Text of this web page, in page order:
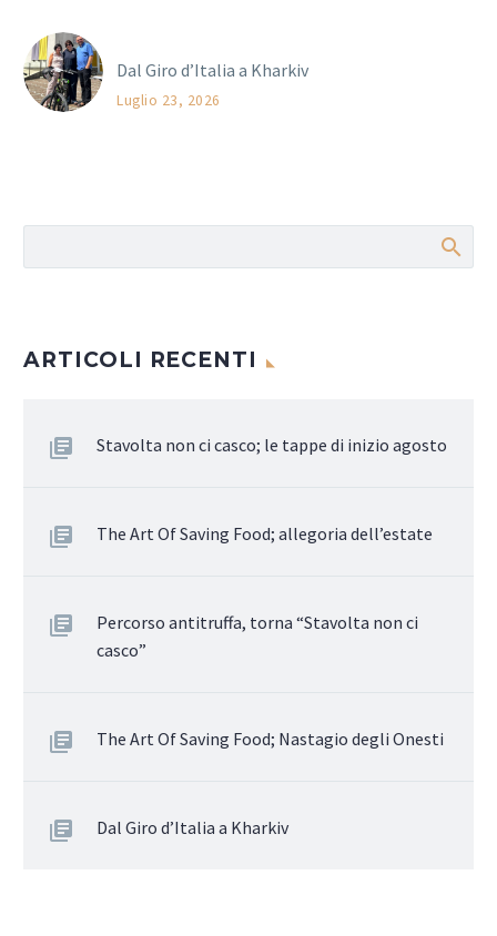
Dal Giro d’Italia a Kharkiv
Luglio 23, 2026
ARTICOLI RECENTI
Stavolta non ci casco; le tappe di inizio agosto
The Art Of Saving Food; allegoria dell’estate
Percorso antitruffa, torna “Stavolta non ci
casco”
The Art Of Saving Food; Nastagio degli Onesti
Dal Giro d’Italia a Kharkiv